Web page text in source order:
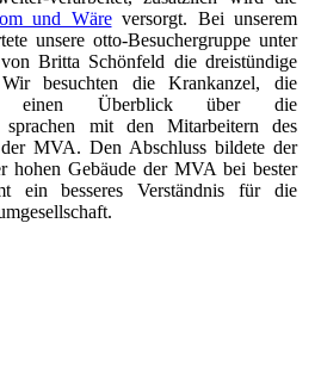
und Wäreversorgt. Bei unserem
unsere otto-Besuchergruppe unter
Britta Schönfeld die dreistündige
besuchten die Krankanzel, die
einen Überblick über die
sprachen mit den Mitarbeitern des
der MVA. Den Abschluss bildete der
hohen Gebäude der MVA bei bester
ein besseres Verständnis für die